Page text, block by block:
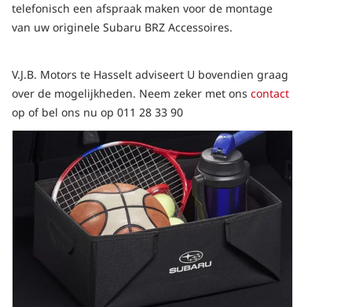
telefonisch een afspraak maken voor de montage
van uw originele Subaru BRZ Accessoires.
V.J.B. Motors te Hasselt adviseert U bovendien graag
over de mogelijkheden. Neem zeker met ons contact
op of bel ons nu op 011 28 33 90
Bagagebox Subaru
62,21€